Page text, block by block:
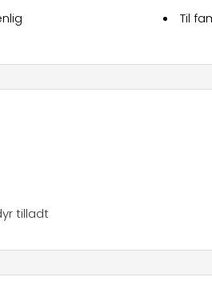
omgivet af grønne områder,
og campingområdet.
Til
tilladt